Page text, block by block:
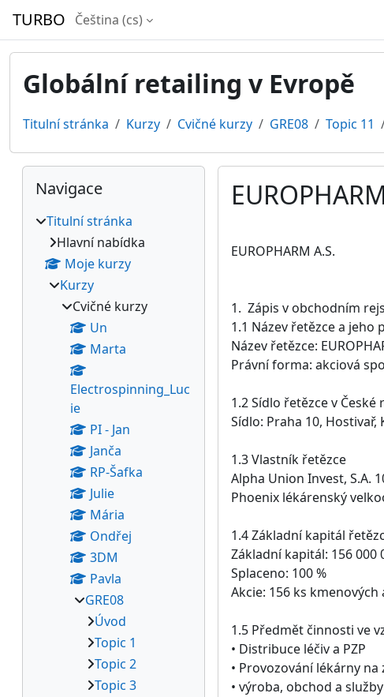
Přejít k hlavnímu obsahu
TURBO Čeština ‎(cs)‎
Globální retailing v Evropě
Titulní stránka Kurzy Cvičné kurzy GRE08 Topic 11
EUROPHARM A.S.
1. Zápis v obchodním
1.1 Název řetězce a jeho
Název řetězce:
Právní forma: akciová
1.2 Sídlo řetězce v České
Sídlo: Praha 10, Hostivař,
1.3 Vlastník řetězce
Alpha Union Invest, S.A.
Phoenix lékárenský
1.4 Základní kapitál
Základní kapitál: 156 000
Splaceno: 100 %
Akcie: 156 ks
1.5 Předmět činnosti ve
• Distribuce léčiv a PZP
• Provozování lékárny
• výroba, obchod a
Bloky
Přeskočit: Navigace
Navigace
Titulní stránka
Hlavní nabídka
Moje kurzy
Kurzy
Cvičné kurzy
Un
Marta
Electrospinning_Luc
ie
PI - Jan
Janča
RP-Šafka
Julie
Mária
Ondřej
3DM
Pavla
GRE08
Úvod
Topic 1
Topic 2
Topic 3